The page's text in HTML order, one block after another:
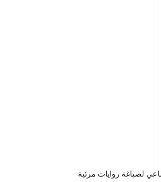
لصياغة روايات مرئية